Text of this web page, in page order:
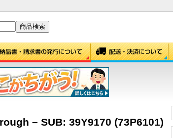
– SUB: 39Y9170 (73P6101)